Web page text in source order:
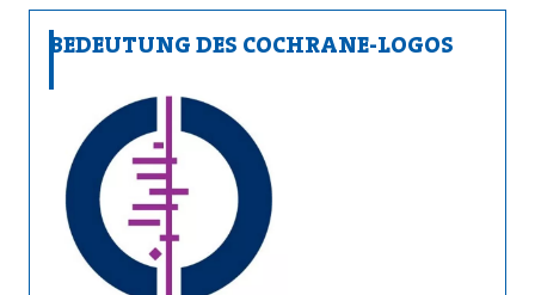
BEDEUTUNG DES COCHRANE-LOGOS